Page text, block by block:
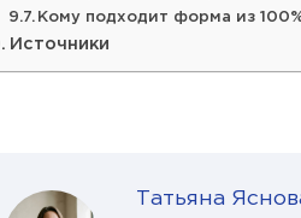
Кому подходит форма из
Источники
Татьяна